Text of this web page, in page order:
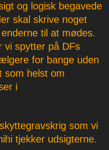
og logisk begavede
skal skrive noget
til at mødes.
vi spytter på DFs
for bange uden
som helst om
i
som vi
tjekker udsigterne.